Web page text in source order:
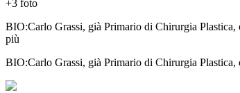
+3 foto
BIO:Carlo Grassi, già Primario di Chirurgia Plastica,
più
BIO:Carlo Grassi, già Primario di Chirurgia